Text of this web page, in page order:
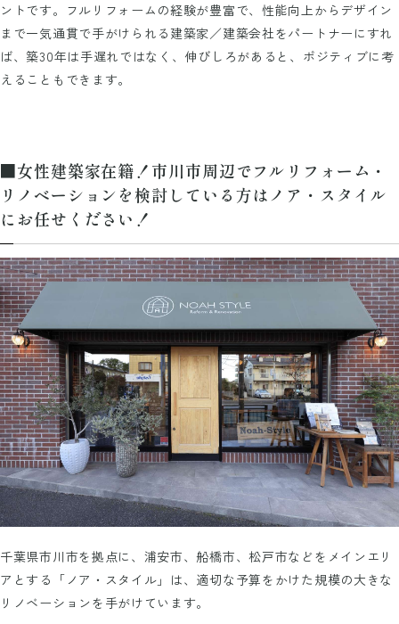
ントです。フルリフォームの経験が豊富で、性能向上からデザイン
まで一気通貫で手がけられる建築家／建築会社をパートナーにすれ
ば、築30年は手遅れではなく、伸びしろがあると、ポジティブに考
えることもできます。
■女性建築家在籍！市川市周辺でフルリフォーム・
リノベーションを検討している方はノア・スタイル
にお任せください！
千葉県市川市を拠点に、浦安市、船橋市、松戸市などをメインエリ
アとする「ノア・スタイル」は、適切な予算をかけた規模の大きな
リノベーションを手がけています。